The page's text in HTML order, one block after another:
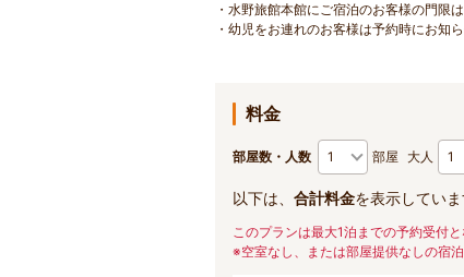
・水野旅館本館にご宿泊のお客様の門限は
・幼児をお連れのお客様は予約時にお知ら
料金
部屋数・人数 部屋 大人
以下は、 合計料金を表示してい
このプランは最大1泊までの予約受付と
※空室なし、または部屋提供なしの宿